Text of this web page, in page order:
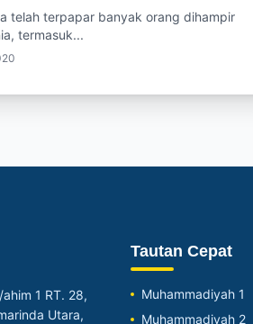
telah terpapar banyak orang dihampir
termasuk...
1 RT. 28,
Utara,
Tautan Cepat
Muhammadiyah 1
Muhammadiyah 2